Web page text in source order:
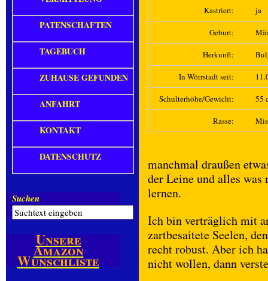
Kastriert: ja
Geburt:
Herkunft:
In Wörrstadt seit:
Schulterhöhe/Gewicht: 55
Rasse:
manchmal draußen
der Leine und alles
lernen.
Ich bin verträglich mit
zartbesaitete Seelen,
recht robust. Aber ich
nicht wollen, dann
PATENSCHAFTEN
TAGEBUCH
ZUHAUSE GEFUNDEN
ANFAHRT
KONTAKT
DATENSCHUTZ
Suchen
Unsere
Amazon
Wunschliste